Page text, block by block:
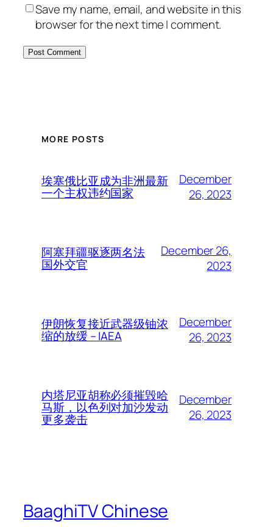
Save my name, email, and website in this
browser for the next time I comment.
MORE POSTS
埃塞俄比亚成为非洲最新
一个主权违约国家
December
26, 2023
阿塞拜疆驱逐两名法
国外交官
December 26,
2023
伊朗恢复接近武器级铀浓
缩的放缓 – IAEA
December
26, 2023
内塔尼亚胡称必须摧毁哈
马斯，以色列对加沙发动
更多袭击
December
26, 2023
BaaghiTV Chinese